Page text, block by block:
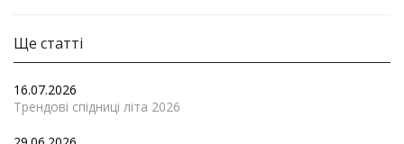
Ще статті
16.07.2026
Трендові спідниці літа 2026